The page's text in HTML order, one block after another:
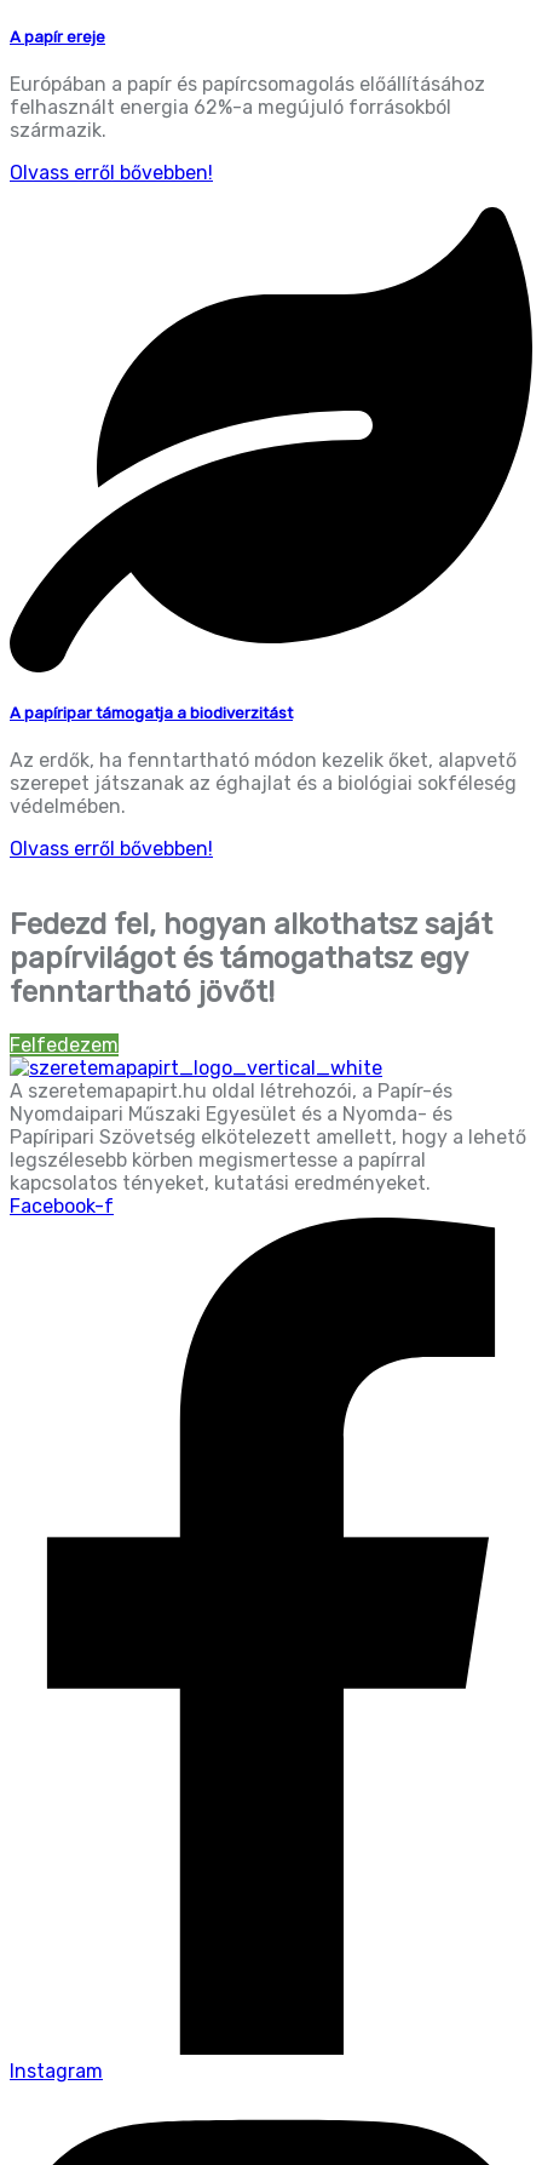
A papír ereje
Európában a papír és papírcsomagolás előállításához
felhasznált energia 62%-a megújuló forrásokból
származik.
Olvass erről bővebben!
A papíripar támogatja a biodiverzitást
Az erdők, ha fenntartható módon kezelik őket, alapvető
szerepet játszanak az éghajlat és a biológiai sokféleség
védelmében.
Olvass erről bővebben!
Fedezd fel, hogyan alkothatsz saját
papírvilágot és támogathatsz egy
fenntartható jövőt!
Felfedezem
A szeretemapapirt.hu oldal létrehozói, a Papír-és
Nyomdaipari Műszaki Egyesület és a Nyomda- és
Papíripari Szövetség elkötelezett amellett, hogy a lehető
legszélesebb körben megismertesse a papírral
kapcsolatos tényeket, kutatási eredményeket.
Facebook-f
Instagram